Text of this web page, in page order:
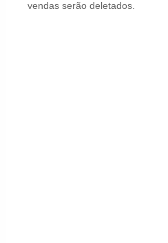
vendas serão deletados.